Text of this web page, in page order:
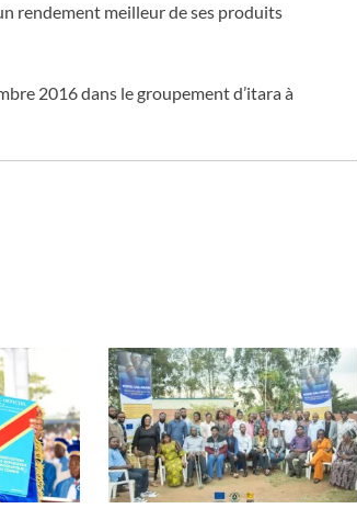
rendement meilleur de ses produits
2016 dans le groupement d’itara à